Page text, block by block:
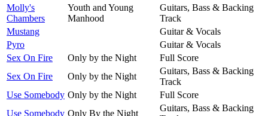
Molly's
Chambers
Youth and Young
Manhood
Guitars, Bass & Backing
Track
Mustang
Guitar & Vocals
Pyro
Guitar & Vocals
Sex On Fire
Only by the Night
Full Score
Sex On Fire
Only by the Night
Guitars, Bass & Backing
Track
Use Somebody Only by the Night
Full Score
Use Somebody Only By the Night
Guitars, Bass & Backing